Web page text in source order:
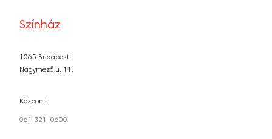
Színház
1065 Budapest,
Nagymező u. 11.
Központ:
061 321-0600